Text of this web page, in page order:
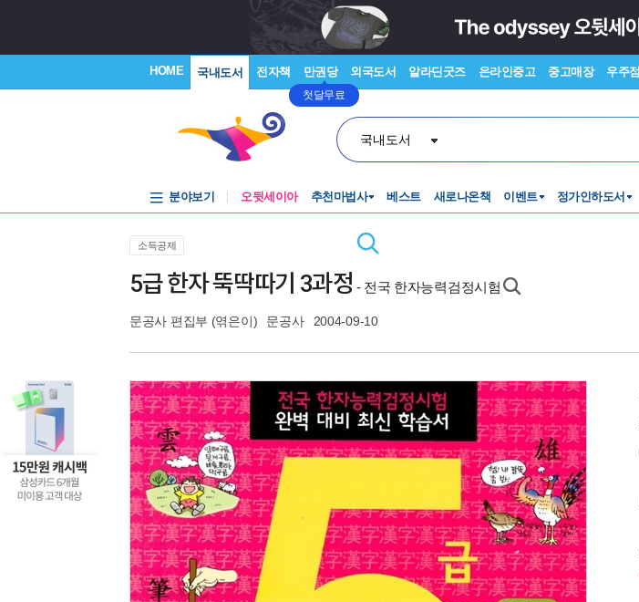
HOME 국내도서 전자책 만권당
첫달무료
외국도서 알라딘굿즈 온라인중고 중고매장 우주점
국내도서
분야보기 오뒷세이아 추천마법사 베스트 새로나온책 이벤트 정가인하도서
소득공제
5급 한자 뚝딱따기 3과정 - 전국 한자능력검정시험
문공사 편집부 (엮은이) 문공사 2004-09-10